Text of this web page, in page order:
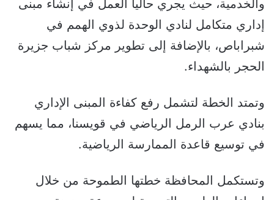
والخدمية، حيث يجري حالياً العمل في إنشاء مبنى
إداري متكامل لنادي الوحدة لذوي الهمم في
شبراباص، بالإضافة إلى تطوير مركز شباب جزيرة
الحجر بالشهداء.
وتمتد الخطة لتشمل رفع كفاءة المبنى الإداري
بنادي عرب الرمل الرياضي في قويسنا، مما يسهم
في توسيع قاعدة الممارسة الرياضية.
وتستكمل المحافظة خطتها الطموحة من خلال